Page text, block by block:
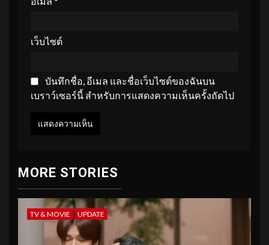
เว็บไซต์
บันทึกชื่อ, อีเมล และชื่อเว็บไซต์ของฉันบน
เบราว์เซอร์นี้ สำหรับการแสดงความเห็นครั้งถัดไป
MORE STORIES
TV & MOVIE UPDATE